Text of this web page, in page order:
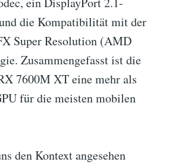
die Kompatibilität mit der
Super Resolution (AMD
Zusammengefasst ist die
7600M XT eine mehr als
für die meisten mobilen
den Kontext angesehen